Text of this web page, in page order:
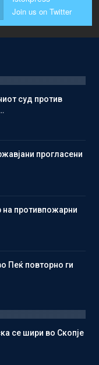
Join us on Twitter
суд против
прогласени
на противпожарни
Пеќ повторно ги
се шири во Скопје